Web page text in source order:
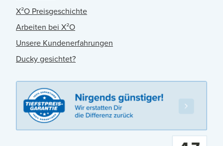
X²O Preisgeschichte
Arbeiten bei X²O
Unsere Kundenerfahrungen
Ducky gesichtet?